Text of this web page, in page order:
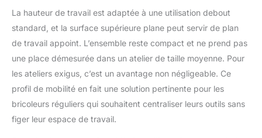
l'ouverture simultanée
de plusieurs tiroirs et
donc le basculement
du chariot chargé.
La hauteur de travail est adaptée à une utilisation debout
standard, et la surface supérieure plane peut servir de plan
de travail appoint. L’ensemble reste compact et ne prend pas
une place démesurée dans un atelier de taille moyenne. Pour
les ateliers exigus, c’est un avantage non négligeable. Ce
profil de mobilité en fait une solution pertinente pour les
bricoleurs réguliers qui souhaitent centraliser leurs outils sans
figer leur espace de travail.